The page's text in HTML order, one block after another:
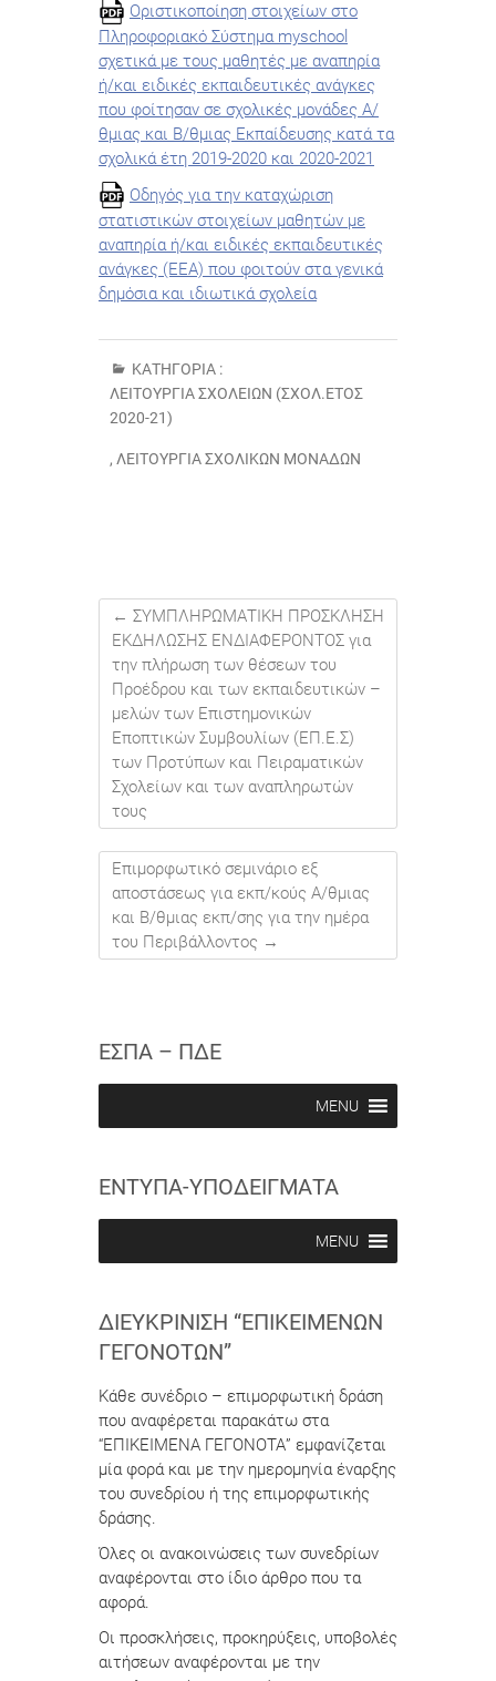
Οριστικοποίηση στοιχείων στο
Πληροφοριακό Σύστημα myschool
σχετικά με τους μαθητές με αναπηρία
ή/και ειδικές εκπαιδευτικές ανάγκες
που φοίτησαν σε σχολικές μονάδες Α/
θμιας και Β/θμιας Εκπαίδευσης κατά τα
σχολικά έτη 2019-2020 και 2020-2021
Οδηγός για την καταχώριση
στατιστικών στοιχείων μαθητών με
αναπηρία ή/και ειδικές εκπαιδευτικές
ανάγκες (ΕΕΑ) που φοιτούν στα γενικά
δημόσια και ιδιωτικά σχολεία
ΚΑΤΗΓΟΡΊΑ :
ΛΕΙΤΟΥΡΓΊΑ ΣΧΟΛΕΊΩΝ (ΣΧΟΛ.ΈΤΟΣ
2020-21)
, ΛΕΙΤΟΥΡΓΊΑ ΣΧΟΛΙΚΏΝ ΜΟΝΆΔΩΝ
← ΣΥΜΠΛΗΡΩΜΑΤΙΚΗ ΠΡΟΣΚΛΗΣΗ
ΕΚΔΗΛΩΣΗΣ ΕΝΔΙΑΦΕΡΟΝΤΟΣ για
την πλήρωση των θέσεων του
Προέδρου και των εκπαιδευτικών –
μελών των Επιστημονικών
Εποπτικών Συμβουλίων (ΕΠ.Ε.Σ)
των Προτύπων και Πειραματικών
Σχολείων και των αναπληρωτών
τους
Επιμορφωτικό σεμινάριο εξ
αποστάσεως για εκπ/κούς Α/θμιας
και Β/θμιας εκπ/σης για την ημέρα
του Περιβάλλοντος →
ΕΣΠΑ – ΠΔΕ
MENU
ΕΝΤΥΠΑ-ΥΠΟΔΕΙΓΜΑΤΑ
MENU
ΔΙΕΥΚΡΊΝΙΣΗ “ΕΠΙΚΕΊΜΕΝΩΝ
ΓΕΓΟΝΌΤΩΝ”
Κάθε συνέδριο – επιμορφωτική δράση
που αναφέρεται παρακάτω στα
“ΕΠΙΚΕΙΜΕΝΑ ΓΕΓΟΝΟΤΑ” εμφανίζεται
μία φορά και με την ημερομηνία έναρξης
του συνεδρίου ή της επιμορφωτικής
δράσης.
Όλες οι ανακοινώσεις των συνεδρίων
αναφέρονται στο ίδιο άρθρο που τα
αφορά.
Οι προσκλήσεις, προκηρύξεις, υποβολές
αιτήσεων αναφέρονται με την